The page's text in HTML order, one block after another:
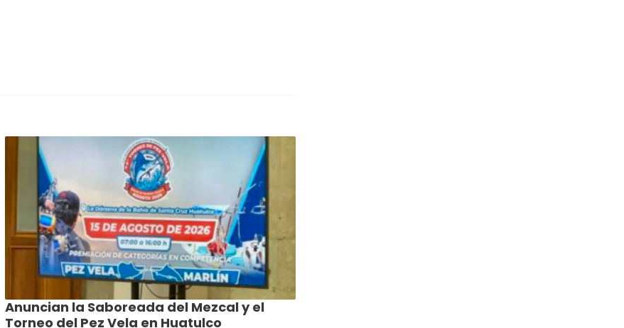
Anuncian la Saboreada del Mezcal y el
Torneo del Pez Vela en Huatulco